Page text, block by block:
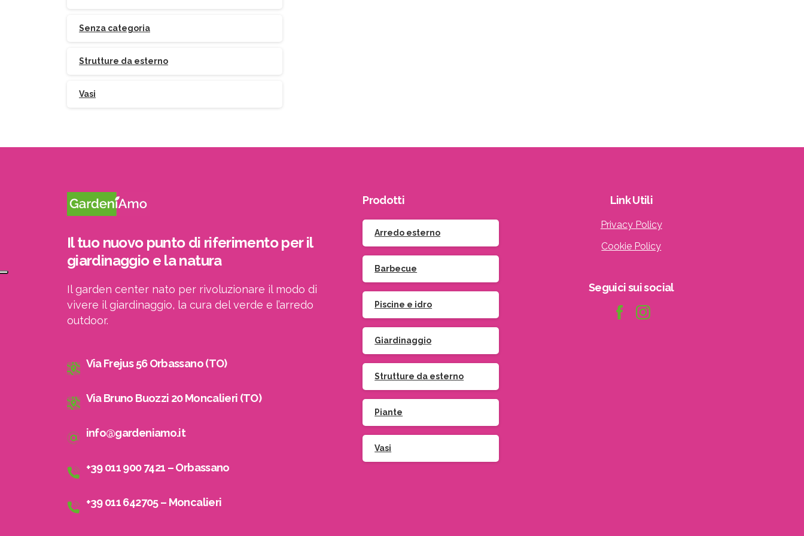
Senza categoria
Strutture da esterno
Vasi
Il tuo nuovo punto di riferimento per il
giardinaggio e la natura
Il garden center nato per rivoluzionare il modo di
vivere il giardinaggio, la cura del verde e l’arredo
outdoor.
Via Frejus 56 Orbassano (TO)
Via Bruno Buozzi 20 Moncalieri (TO)
info@gardeniamo.it
+39 011 900 7421 – Orbassano
+39 011 642705 – Moncalieri
Prodotti
Arredo esterno
Barbecue
Piscine e idro
Giardinaggio
Strutture da esterno
Piante
Vasi
LinkUtili
Privacy Policy
Cookie Policy
Seguicisuisocial